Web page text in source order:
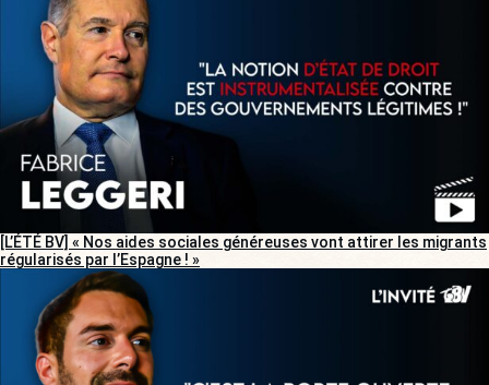
[L’ÉTÉ BV] « Nos aides sociales généreuses vont attirer les migrants
régularisés par l’Espagne ! »